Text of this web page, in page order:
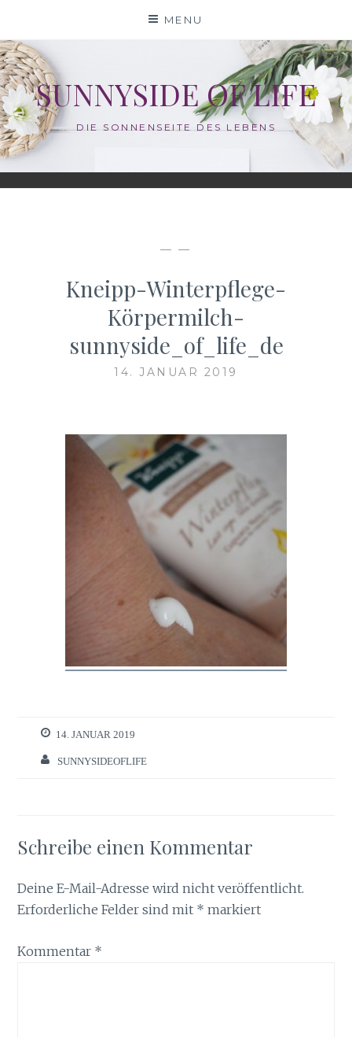
content
MENU
SUNNYSIDE OF LIFE
DIE SONNENSEITE DES LEBENS
— —
Kneipp-Winterpflege-
Körpermilch-
sunnyside_of_life_de
14. JANUAR 2019
14. JANUAR 2019
SUNNYSIDEOFLIFE
Schreibe einen Kommentar
Deine E-Mail-Adresse wird nicht veröffentlicht.
Erforderliche Felder sind mit * markiert
Kommentar *